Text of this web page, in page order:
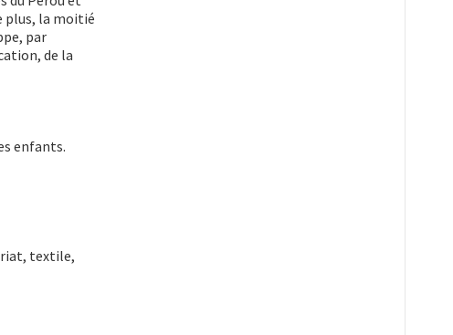
plus, la moitié
par
de la
enfants.
textile,